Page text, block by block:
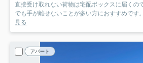
直接受け取れない荷物は宅配ボックスに届くの
でも手が離せないことが多い方におすすめです
見る
アパート